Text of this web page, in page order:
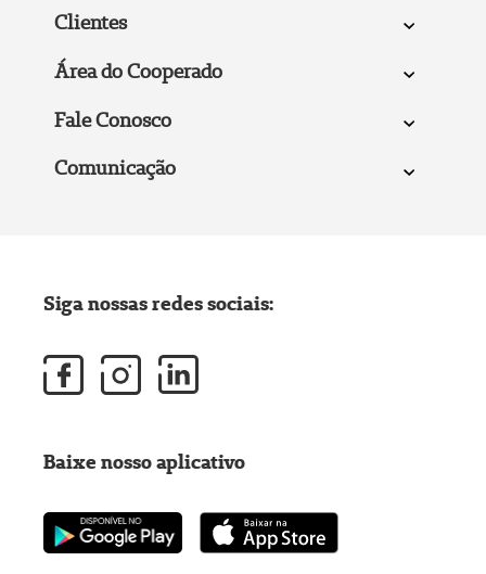
Clientes
Área do Cooperado
Fale Conosco
Comunicação
Siga nossas redes sociais:
Baixe nosso aplicativo